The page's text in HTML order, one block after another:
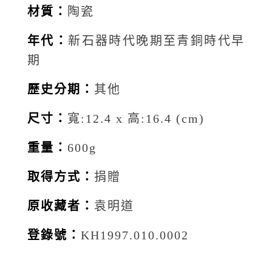
材質： 陶瓷
年代： 新石器時代晚期至青銅時代早
期
歷史分期： 其他
尺寸： 寬:12.4 x 高:16.4 (cm)
重量： 600g
取得方式： 捐贈
原收藏者： 袁明道
登錄號： KH1997.010.0002